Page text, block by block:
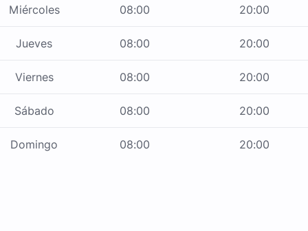
Miércoles 08:00 20:00
Jueves 08:00 20:00
Viernes 08:00 20:00
Sábado 08:00 20:00
Domingo 08:00 20:00